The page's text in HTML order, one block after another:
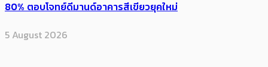
80% ตอบโจทย์ดีมานด์อาคารสีเขียวยุคใหม่
5 August 2026